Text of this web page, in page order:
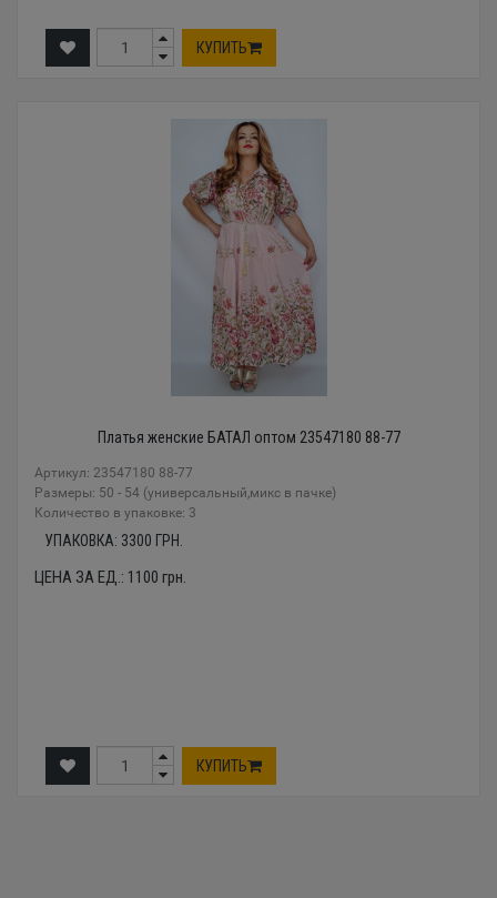
КУПИТЬ
Платья женские БАТАЛ оптом 23547180 88-77
Артикул: 23547180 88-77
Размеры: 50 - 54 (универсальный,микс в пачке)
Количество в упаковке: 3
УПАКОВКА: 3300 ГРН.
ЦЕНА ЗА ЕД.: 1100 грн.
КУПИТЬ